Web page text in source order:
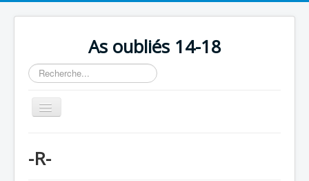
As oubliés 14-18
Rechercher
Basculer
la
Chronologie
-R-